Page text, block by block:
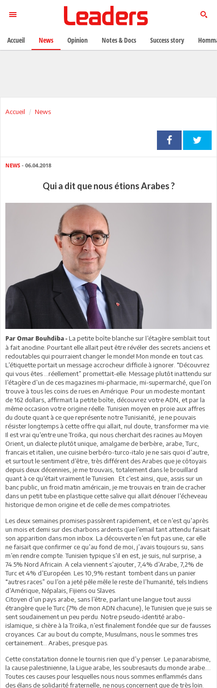
Accueil News
NEWS - 06.04.2018
Qui a dit que nous étions Arabes ?
Par Omar Bouhdiba - La petite boîte blanche sur l’étagère semblait tout
à fait anodine. Pourtant elle allait peut être révéler des secrets anciens et
redoutables qui pourraient changer le monde! Mon monde en tout cas.
L’étiquette portait un message accrocheur difficile à ignorer. “Découvrez
qui vous êtes …réellement” promettait-elle. Message plutôt inattendu sur
l’étagère d’un de ces magazines mi-pharmacie, mi-supermarché, que l’on
trouve à tous les coins de rues en Amérique. Pour un modeste montant
de 162 dollars, affirmait la petite boîte, découvrez votre ADN, et par la
même occasion votre origine réelle. Tunisien moyen en proie aux affres
du doute quant à ce que représente notre Tunisianité, je ne pouvais
résister longtemps à cette offre qui allait, nul doute, transformer ma vie.
Il est vrai qu’entre une Troïka, qui nous cherchait des racines au Moyen
Orient, un dialecte plutôt unique, amalgame de berbère, arabe, Turc,
francais et italien, une cuisine berbéro-turco-italo je ne sais quoi d’autre,
et surtout le sentiment d’être, très différent des Arabes que je côtoyais
depuis deux décennies, je me trouvais, totalement dans le brouillard
quant à ce qu’était vraiment le Tunisien. Et c’est ainsi, que, assis sur un
banc public, un froid matin américain, je me trouvais en train de cracher
dans un petit tube en plastique cette salive qui allait dénouer l’écheveau
historique de mon origine et de celle de mes compatriotes.
Les deux semaines promises passèrent rapidement, et ce n’est qu’après
un mois et demi sur des charbons ardents que l’email tant attendu faisait
son apparition dans mon inbox. La découverte n’en fut pas une, car elle
ne faisait que confirmer ce qu’au fond de moi, j’avais toujours su, sans
m’en rendre compte. Tunisien typique s’il en est, je suis, nul surprise, a
74.5% Nord Africain. A cela viennent s’ajouter, 7,4% d’Arabe, 7,2% de
Turc et 4% d’Européen. Les 10,9% restant tombent dans un panier
“autres races” ou l’on a jeté pêle mêle le reste de l’humanité, tels Indiens
d’Amérique, Népalais, Fijiens ou Slaves.
Citoyen d’un pays arabe, sans l’être, parlant une langue tout aussi
étrangère que le Turc (7% de mon ADN chacune), le Tunisien que je suis se
sent soudainement un peu perdu. Notre pseudo-identité arabo-
islamique, si chère à la Troïka, n’est finalement fondée que sur de fausses
croyances. Car au bout du compte, Musulmans, nous le sommes tres
certainement… Arabes, presque pas.
Cette constatation donne le tournis rien que d’y penser. Le panarabisme,
la cause palestinienne, la Ligue arabe, les soubresauts du monde arabe….
Toutes ces causes pour lesquelles nous nous sommes enflammés dans
des élans de solidarité fraternelle, ne nous concernent que de très loin.
Accueil News Opinion Notes & Docs Success story